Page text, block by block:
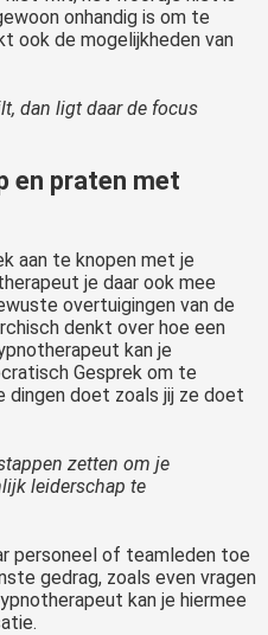
onhandig is om te
ook de mogelijkheden van
dan ligt daar de focus
en praten met
aan te knopen met je
je daar ook mee
overtuigingen van de
denkt over hoe een
kan je
Gesprek om te
dingen doet zoals jij ze doet
zetten om je
leiderschap te
personeel of teamleden toe
gedrag, zoals even vragen
kan je hiermee